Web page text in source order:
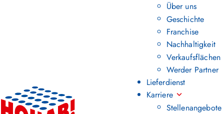
Über uns
Geschichte
Franchise
Nachhaltigkeit
Verkaufsflächen
Werder Partner
Lieferdienst
Karriere
Stellenangebote